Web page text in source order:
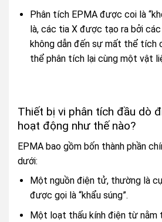
Phân tích EPMA được coi là
là, các tia X được tạo ra bởi
không dẫn đến sự mất thể tích
thể phân tích lại cùng một vật
Thiết bị vi phân tích đầu dò
hoạt động như thế nào?
EPMA bao gồm bốn thành phần
dưới:
Một nguồn điện tử, thường là
được gọi là “khẩu súng”.
Một loạt thấu kính điện từ